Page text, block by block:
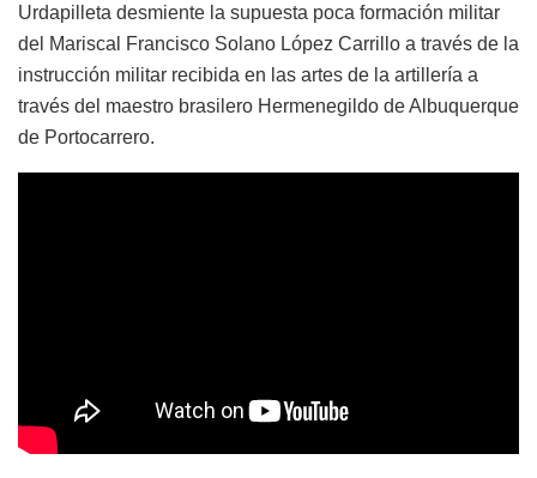
Urdapilleta desmiente la supuesta poca formación militar
del Mariscal Francisco Solano López Carrillo a través de la
instrucción militar recibida en las artes de la artillería a
través del maestro brasilero Hermenegildo de Albuquerque
de Portocarrero.